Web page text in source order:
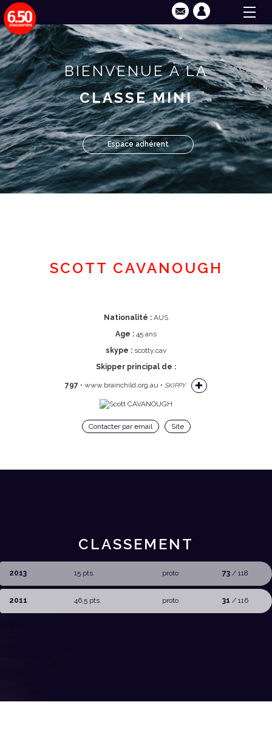
BIENVENUE À LA
CLASSE MINI
Espace adhérent
SCOTT CAVANOUGH
Nationalité : AUS
Age : 45 ans
skype : scotty.cav
Skipper principal de :
797 • www.brainchild.org.au • SKIPPY
Contacter par email Site
CLASSEMENT
2013 15 pts. proto 73 / 118
2011 46,5 pts. proto 31 / 116